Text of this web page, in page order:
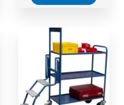
prix
initial
était :
899,00 €.
Le
prix
actuel
854,00 €.